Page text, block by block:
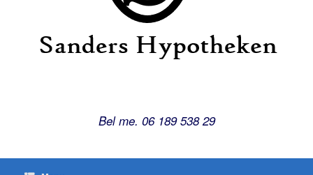
Bel me. 06 189 538 29